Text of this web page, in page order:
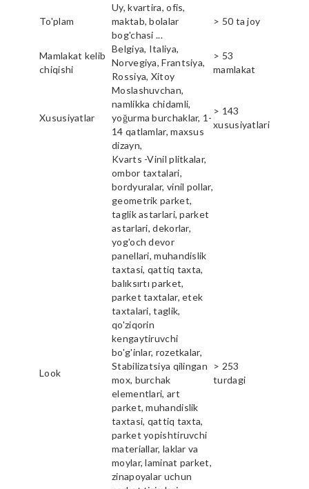
To'plam
Uy, kvartira, ofis,
maktab, bolalar
bog'chasi ...
> 50 ta joy
Mamlakat kelib
chiqishi
Belgiya, Italiya,
Norvegiya, Frantsiya,
Rossiya, Xitoy
> 53
mamlakat
Xususiyatlar
Moslashuvchan,
namlikka chidamli,
yoğurma burchaklar, 1-
14 qatlamlar, maxsus
dizayn,
> 143
xususiyatlari
Look
Kvarts -Vinil plitkalar,
ombor taxtalari,
bordyuralar, vinil pollar,
geometrik parket,
taglik astarlari, parket
astarlari, dekorlar,
yog'och devor
panellari, muhandislik
taxtasi, qattiq taxta,
balıksırtı parket,
parket taxtalar, etek
taxtalari, taglik,
qo'ziqorin
kengaytiruvchi
bo'g'inlar, rozetkalar,
Stabilizatsiya qilingan
mox, burchak
elementlari, art
parket, muhandislik
taxtasi, qattiq taxta,
parket yopishtiruvchi
materiallar, laklar va
moylar, laminat parket,
zinapoyalar uchun
> 253
turdagi